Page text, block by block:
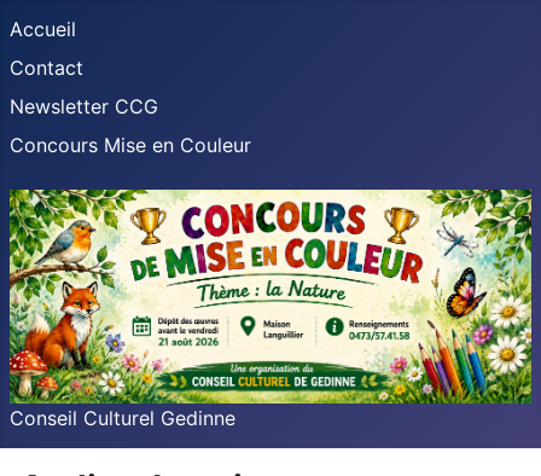
Accueil
Contact
Newsletter CCG
Concours Mise en Couleur
Conseil Culturel Gedinne